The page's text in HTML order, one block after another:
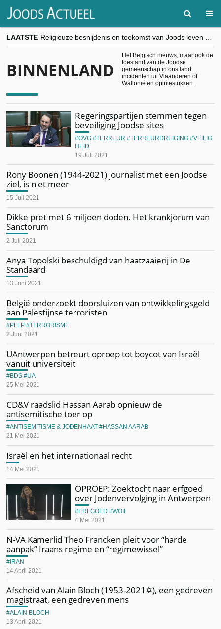
LAATSTE
“Besnijdenisdebat toont hoe moeilijk seculiere Westen minderheden begrijpt”, Jinnih Beels (Vooruit)
CITYTRIP | ROEMENIË – Boekarest: de verrassing van Oost-Europa
BINNENLAND
Het Belgisch nieuws, maar ook de
toestand van de Joodse
gemeenschap in ons land,
incidenten uit Vlaanderen of
Wallonië en opiniestukken.
Regeringspartijen stemmen tegen
beveiliging Joodse sites
19 Juli 2021
OVG TERREUR TERREURDREIGING
VEILIG
HEID
Rony Boonen (1944-2021) journalist met een Joodse
ziel, is niet meer
15 Juli 2021
Dikke pret met 6 miljoen doden. Het krankjorum van
Sanctorum
2 Juli 2021
Anya Topolski beschuldigd van haatzaaierij in De
Standaard
13 Juni 2021
België onderzoekt doorsluizen van ontwikkelingsgeld
aan Palestijnse terroristen
2 Juni 2021
PFLP TERRORISME
UAntwerpen betreurt oproep tot boycot van Israël
vanuit universiteit
25 Mei 2021
BDS UA
CD&V raadslid Hassan Aarab opnieuw de
antisemitische toer op
21 Mei 2021
ANTISEMITISME & JODENHAAT HASSAN AARAB
Israël en het internationaal recht
14 Mei 2021
OPROEP: Zoektocht naar erfgoed
over Jodenvervolging in Antwerpen
4 Mei 2021
ERFGOED WOII
N-VA Kamerlid Theo Francken pleit voor “harde
aanpak” Iraans regime en “regimewissel”
14 April 2021
IRAN
Afscheid van Alain Bloch (1953-2021✡︎), een gedreven
magistraat, een gedreven mens
13 April 2021
ALAIN BLOCH